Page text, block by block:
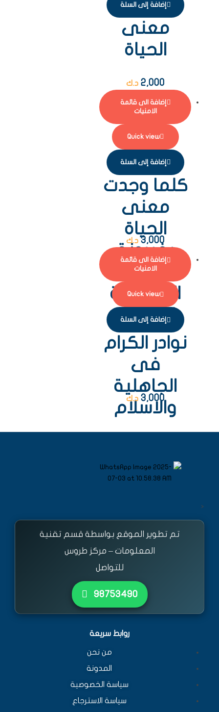
إضافة إلى السلة
معنى
الحياة
2,000 د.ك
إضافة الى قائمة
الامنيات
Quick view
إضافة إلى السلة
كلما وجدت
معنى
الحياة
يغيرونة
حكمة
الفلاسفة
العظماء
3,000 د.ك
إضافة الى قائمة
الامنيات
Quick view
إضافة إلى السلة
نوادر الكرام
فى
الجاهلية
والاسلام
3,000 د.ك
<
تم تطوير الموقع بواسطة قسم تقنية
المعلومات – مركز طروس
للتواصل
٩٨٧٥٣٤٩٠
روابط سريعة
من نحن
المدونة
سياسة الخصوصية
سياسة الاسترجاع